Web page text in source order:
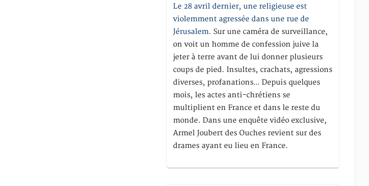
Le 28 avril dernier, une religieuse est
violemment agressée dans une rue de
Jérusalem. Sur une caméra de surveillance,
on voit un homme de confession juive la
jeter à terre avant de lui donner plusieurs
coups de pied. Insultes, crachats, agressions
diverses, profanations… Depuis quelques
mois, les actes anti-chrétiens se
multiplient en France et dans le reste du
monde. Dans une enquête vidéo exclusive,
Armel Joubert des Ouches revient sur des
drames ayant eu lieu en France.